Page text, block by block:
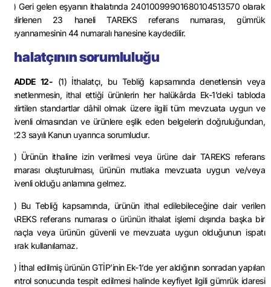
(7) Geri gelen eşyanın ithalatında 24010099901680104513570 olarak
belirlenen 23 haneli TAREKS referans numarası, gümrük
beyannamesinin 44 numaralı hanesine kaydedilir.
İthalatçının sorumluluğu
MADDE 12- (1) İthalatçı, bu Tebliğ kapsamında denetlensin veya
denetlenmesin, ithal ettiği ürünlerin her halükârda Ek-1’deki tabloda
belirtilen standartlar dâhil olmak üzere ilgili tüm mevzuata uygun ve
güvenli olmasından ve ürünlere eşlik eden belgelerin doğruluğundan,
7223 sayılı Kanun uyarınca sorumludur.
(2) Ürünün ithaline izin verilmesi veya ürüne dair TAREKS referans
numarası oluşturulması, ürünün mutlaka mevzuata uygun ve/veya
güvenli olduğu anlamına gelmez.
(3) Bu Tebliğ kapsamında, ürünün ithal edilebileceğine dair verilen
TAREKS referans numarası o ürünün ithalat işlemi dışında başka bir
amaçla veya ürünün güvenli ve mevzuata uygun olduğunun ispatı
olarak kullanılamaz.
(4) İthal edilmiş ürünün GTİP’inin Ek-1’de yer aldığının sonradan yapılan
kontrol sonucunda tespit edilmesi halinde keyfiyet ilgili gümrük idaresi